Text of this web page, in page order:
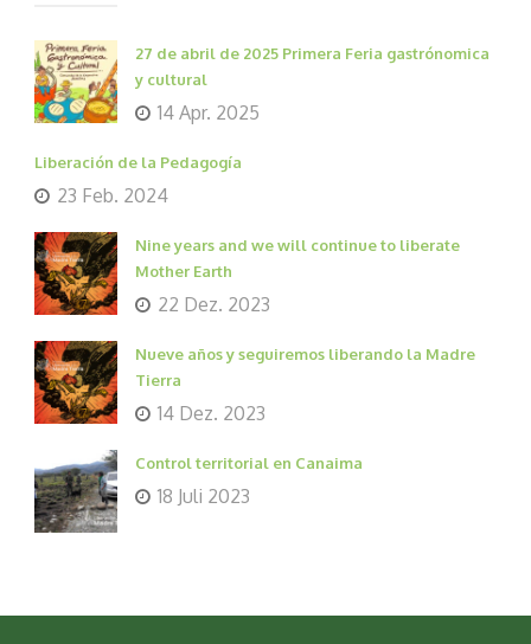
27 de abril de 2025 Primera Feria gastrónomica
y cultural
14 Apr. 2025
Liberación de la Pedagogía
23 Feb. 2024
Nine years and we will continue to liberate
Mother Earth
22 Dez. 2023
Nueve años y seguiremos liberando la Madre
Tierra
14 Dez. 2023
Control territorial en Canaima
18 Juli 2023